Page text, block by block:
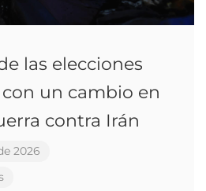
las elecciones
un cambio en
contra Irán
2026